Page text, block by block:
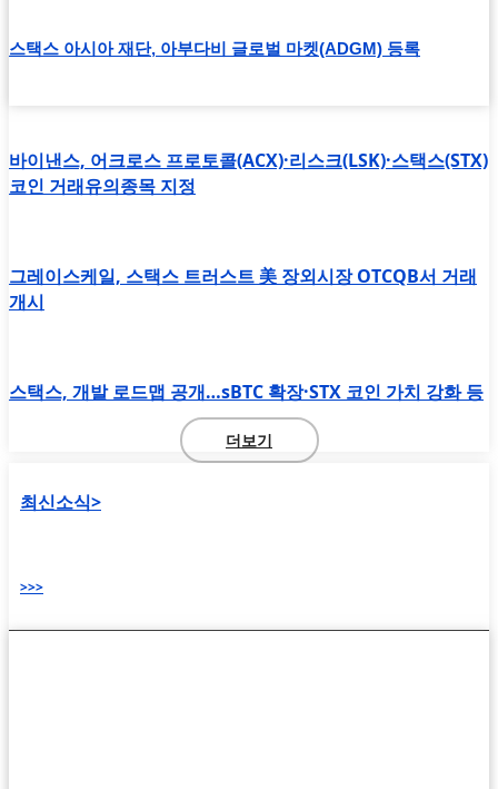
스택스 아시아 재단, 아부다비 글로벌 마켓(ADGM) 등록
바이낸스, 어크로스 프로토콜(ACX)·리스크(LSK)·스택스(STX)
코인 거래유의종목 지정
그레이스케일, 스택스 트러스트 美 장외시장 OTCQB서 거래
개시
스택스, 개발 로드맵 공개…sBTC 확장·STX 코인 가치 강화 등
더보기
최신소식>
>>>